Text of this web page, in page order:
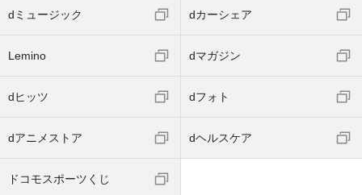
dミュージック dカーシェア
Lemino dマガジン
dヒッツ dフォト
dアニメストア dヘルスケア
ドコモスポーツくじ